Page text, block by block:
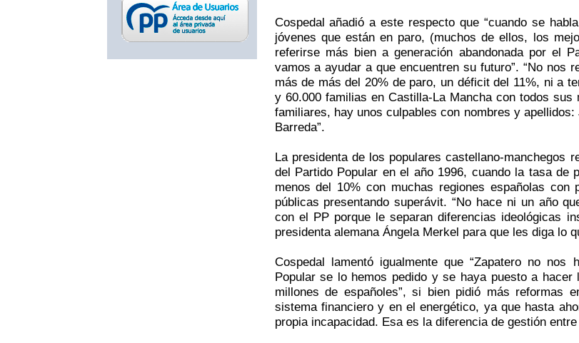
Cospedal añadió a este respecto que “cuando se
jóvenes que están en paro, (muchos de ellos, los
referirse más bien a generación abandonada por el
vamos a ayudar a que encuentren su futuro”. “No nos
más de más del 20% de paro, un déficit del 11%, ni a
y 60.000 familias en Castilla-La Mancha con todos
familiares, hay unos culpables con nombres y
Barreda”.
La presidenta de los populares castellano-manchegos
del Partido Popular en el año 1996, cuando la tasa de
menos del 10% con muchas regiones españolas
públicas presentando superávit. “No hace ni un año
con el PP porque le separan diferencias ideológicas
presidenta alemana Ángela Merkel para que les diga lo
Cospedal lamentó igualmente que “Zapatero no
Popular se lo hemos pedido y se haya puesto a
millones de españoles”, si bien pidió más reformas
sistema financiero y en el energético, ya que hasta
propia incapacidad. Esa es la diferencia de gestión